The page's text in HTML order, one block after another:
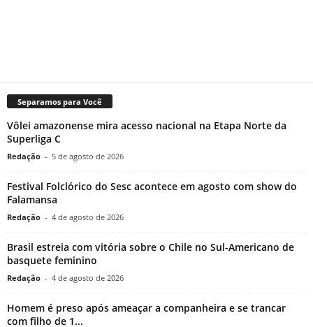
Separamos para Você
Vôlei amazonense mira acesso nacional na Etapa Norte da
Superliga C
Redação - 5 de agosto de 2026
Festival Folclórico do Sesc acontece em agosto com show do
Falamansa
Redação - 4 de agosto de 2026
Brasil estreia com vitória sobre o Chile no Sul-Americano de
basquete feminino
Redação - 4 de agosto de 2026
Homem é preso após ameaçar a companheira e se trancar
com filho de 1...